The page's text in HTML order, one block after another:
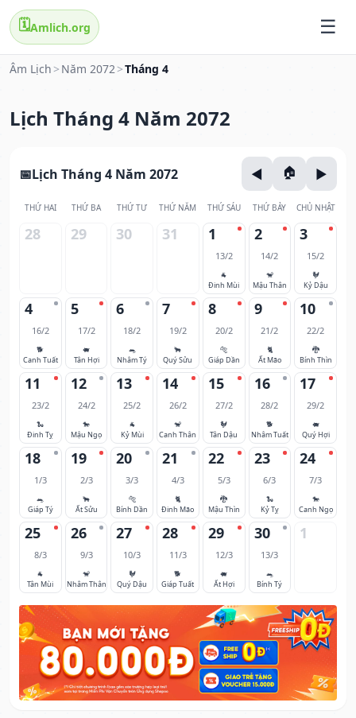
🗓️Amlich.org
Âm Lịch > Năm 2072>Tháng 4
Lịch Tháng 4 Năm 2072
Lịch Tháng 4 Năm 2072
THỨ HAI THỨ BA THỨ TƯ THỨ NĂM THỨ SÁU THỨ BẢY CHỦ NHẬT
28 29 30 31 1
13/2
🐐
Đinh Mùi
2
14/2
🐒
Mậu Thân
3
15/2
🐓
Kỷ Dậu
4
16/2
🐕
Canh Tuất
5
17/2
🐖
Tân Hợi
6
18/2
🐀
Nhâm Tý
7
19/2
🐂
Quý Sửu
8
20/2
🐅
Giáp Dần
9
21/2
🐈
Ất Mão
10
22/2
🐉
Bính Thìn
11
23/2
🐍
Đinh Tỵ
12
24/2
🐎
Mậu Ngọ
13
25/2
🐐
Kỷ Mùi
14
26/2
🐒
Canh Thân
15
27/2
🐓
Tân Dậu
16
28/2
🐕
Nhâm Tuất
17
29/2
🐖
Quý Hợi
18
1/3
🐀
Giáp Tý
19
2/3
🐂
Ất Sửu
20
3/3
🐅
Bính Dần
21
4/3
🐈
Đinh Mão
22
5/3
🐉
Mậu Thìn
23
6/3
🐍
Kỷ Tỵ
24
7/3
🐎
Canh Ngọ
25
8/3
🐐
Tân Mùi
26
9/3
🐒
Nhâm Thân
27
10/3
🐓
Quý Dậu
28
11/3
🐕
Giáp Tuất
29
12/3
🐖
Ất Hợi
30
13/3
🐀
Bính Tý
1